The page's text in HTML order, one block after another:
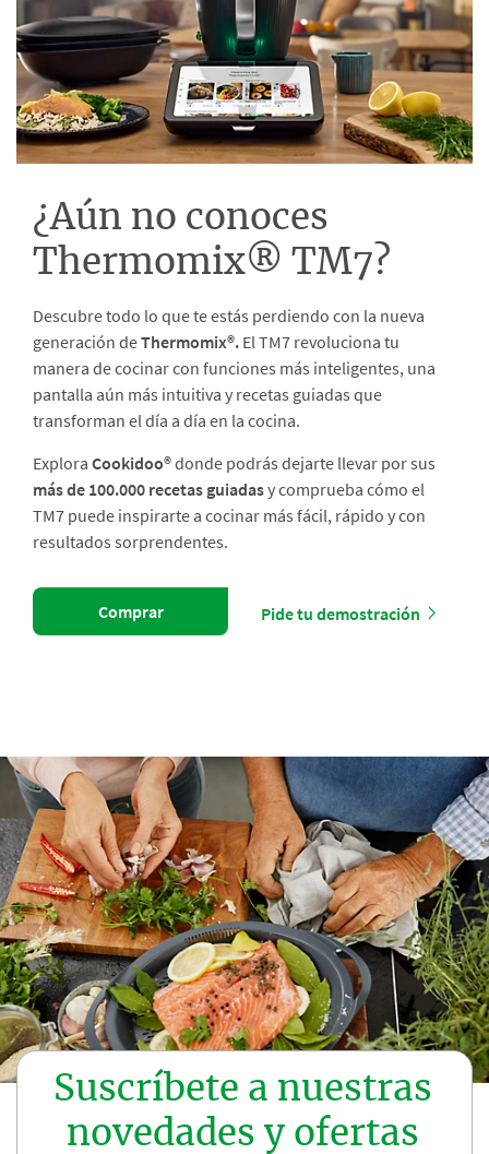
¿Aún no conoces
Thermomix® TM7?
Descubre todo lo que te estás perdiendo con la nueva
generación deThermomix®. El TM7 revoluciona tu
manera de cocinar con funciones más inteligentes, una
pantalla aún más intuitiva y recetas guiadas que
transforman el día a día en la cocina.
Explora Cookidoo®donde podrás dejarte llevar por sus
más de 100.000 recetas guiadasy comprueba cómo el
TM7 puede inspirarte a cocinar más fácil, rápido y con
resultados sorprendentes.
Comprar Pide tu demostración
Suscríbete a nuestras
novedades y ofertas